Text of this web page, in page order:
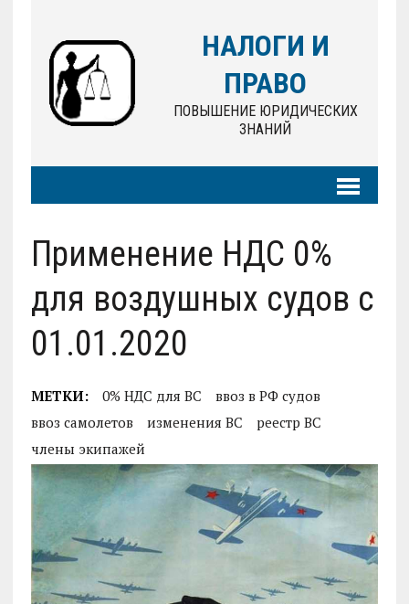
НАЛОГИ И
ПРАВО
ПОВЫШЕНИЕ ЮРИДИЧЕСКИХ
ЗНАНИЙ
Применение НДС 0%
для воздушных судов с
01.01.2020
МЕТКИ: 0% НДС для ВС
ввоз в РФ судов
ввоз самолетов
изменения ВС
реестр ВС
члены экипажей